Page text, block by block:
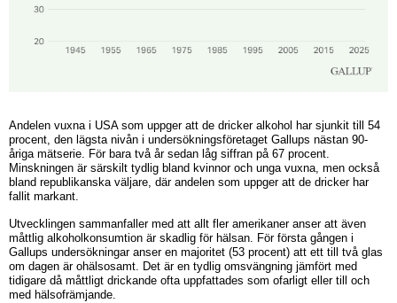
Andelen vuxna i USA som uppger att de dricker alkohol har sjunkit till 54
procent, den lägsta nivån i undersökningsföretaget Gallups nästan 90-
åriga mätserie. För bara två år sedan låg siffran på 67 procent.
Minskningen är särskilt tydlig bland kvinnor och unga vuxna, men också
bland republikanska väljare, där andelen som uppger att de dricker har
fallit markant.
Utvecklingen sammanfaller med att allt fler amerikaner anser att även
måttlig alkoholkonsumtion är skadlig för hälsan. För första gången i
Gallups undersökningar anser en majoritet (53 procent) att ett till två glas
om dagen är ohälsosamt. Det är en tydlig omsvängning jämfört med
tidigare då måttligt drickande ofta uppfattades som ofarligt eller till och
med hälsofrämjande.